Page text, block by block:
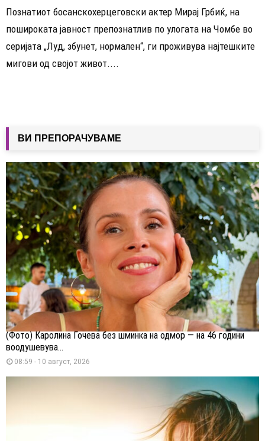
Познатиот босанскохерцеговски актер Мирај Грбиќ, на
пошироката јавност препознатлив по улогата на Чомбе во
серијата „Луд, збунет, нормален“, ги проживува најтешките
мигови од својот живот....
ВИ ПРЕПОРАЧУВАМЕ
(Фото) Каролина Гочева без шминка на одмор — на 46 години
воодушевува...
08:59 - 10 август, 2026